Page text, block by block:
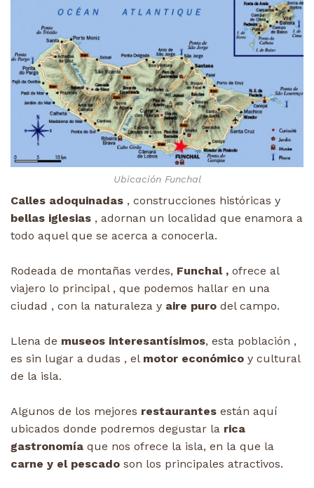
Ubicación Funchal
Calles adoquinadas , construcciones históricas y
bellas iglesias , adornan un localidad que enamora a
todo aquel que se acerca a conocerla.
Rodeada de montañas verdes, Funchal , ofrece al
viajero lo principal , que podemos hallar en una
ciudad , con la naturaleza y aire puro del campo.
Llena de museos interesantísimos, esta población ,
es sin lugar a dudas , el motor económico y cultural
de la isla.
Algunos de los mejores restaurantes están aquí
ubicados donde podremos degustar la rica
gastronomía que nos ofrece la isla, en la que la
carne y el pescado son los principales atractivos.